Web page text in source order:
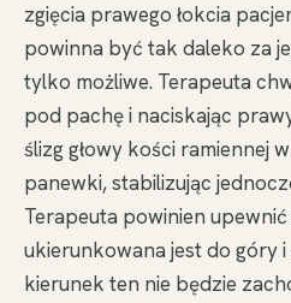
zgięcia prawego łokcia
powinna być tak daleko za
tylko możliwe. Terapeuta
pod pachę i naciskając
ślizg głowy kości ramiennej
panewki, stabilizując
Terapeuta powinien upewnić
ukierunkowana jest do góry
kierunek ten nie będzie